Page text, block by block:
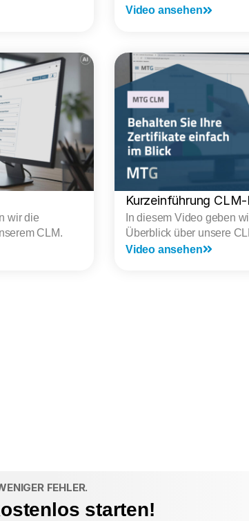
Video ansehen
wir die
CLM.
Kurzeinführung
In diesem Video geben
Überblick über unsere
Video ansehen
FEHLER.
starten!